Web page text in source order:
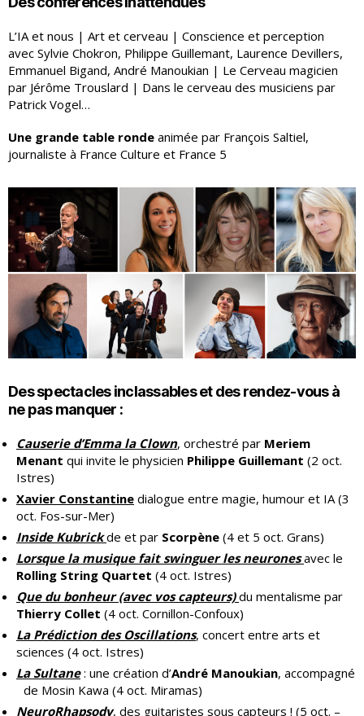
L’IA et nous | Art et cerveau | Conscience et perception
avec Sylvie Chokron, Philippe Guillemant, Laurence Devillers,
Emmanuel Bigand, André Manoukian | Le Cerveau magicien
par Jérôme Trouslard | Dans le cerveau des musiciens par
Patrick Vogel…
Une grande table ronde animée par François Saltiel,
journaliste à France Culture et France 5
Des spectacles inclassables et des rendez-vous à
ne pas manquer :
Causerie d’Emma la Clown, orchestré par Meriem
Menant qui invite le physicien Philippe Guillemant (2 oct.
Istres)
Xavier Constantine dialogue entre magie, humour et IA (3
oct. Fos-sur-Mer)
Inside Kubrick de et par Scorpène (4 et 5 oct. Grans)
Lorsque la musique fait swinguer les neurones avec le
Rolling String Quartet (4 oct. Istres)
Que du bonheur (avec vos capteurs) du mentalisme par
Thierry Collet (4 oct. Cornillon-Confoux)
La Prédiction des Oscillations, concert entre arts et
sciences (4 oct. Istres)
La Sultane : une création d’André Manoukian, accompagné
de Mosin Kawa (4 oct. Miramas)
NeuroRhapsody, des guitaristes sous capteurs ! (5 oct. –